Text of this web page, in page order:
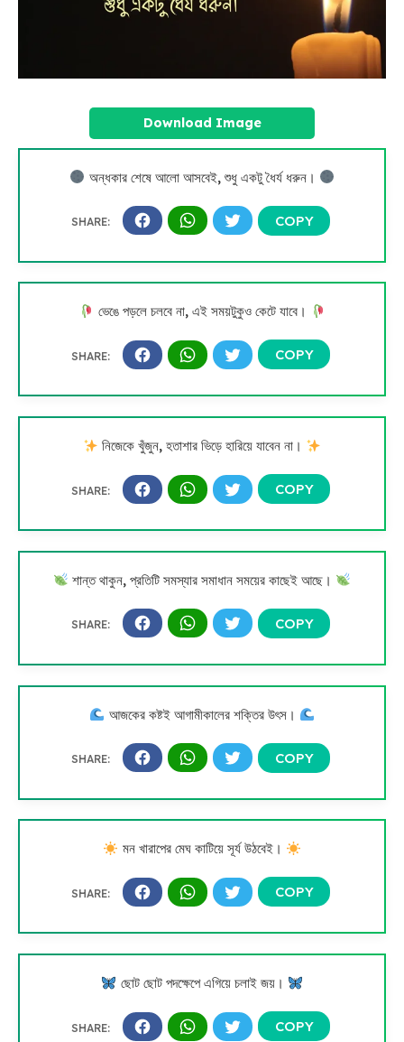
Download Image
অন্ধকার শেষে আলো আসবেই, শুধু একটু ধৈর্য ধরুন।
ভেঙে পড়লে চলবে না, এই সময়টুকুও কেটে যাবে।
নিজেকে খুঁজুন, হতাশার ভিড়ে হারিয়ে যাবেন না।
শান্ত থাকুন, প্রতিটি সমস্যার সমাধান সময়ের কাছেই আছে।
আজকের কষ্টই আগামীকালের শক্তির উৎস।
মন খারাপের মেঘ কাটিয়ে সূর্য উঠবেই।
ছোট ছোট পদক্ষেপে এগিয়ে চলাই জয়।